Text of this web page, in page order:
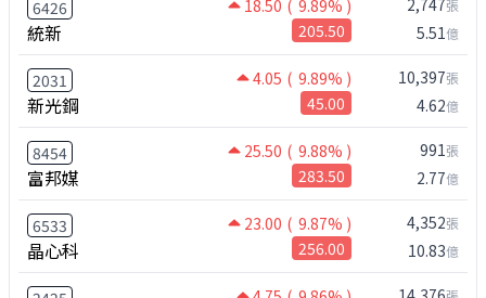
6426 18.50 ( 9.89% )
統新 205.50
張
5.51億
2031 4.05 ( 9.89% )
新光鋼 45.00
10,397張
4.62億
8454 25.50 ( 9.88% )
富邦媒 283.50
991張
2.77億
6533 23.00 ( 9.87% )
晶心科 256.00
4,352張
10.83億